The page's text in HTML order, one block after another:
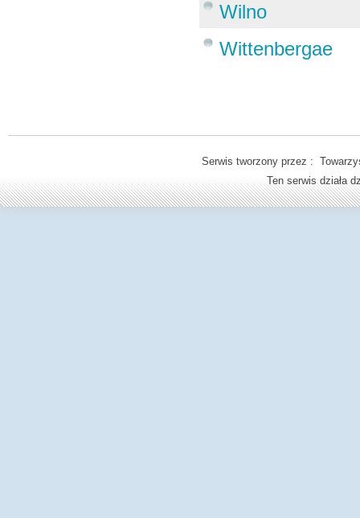
Wilno
Wittenbergae
Serwis tworzony przez :
Ten serwis działa